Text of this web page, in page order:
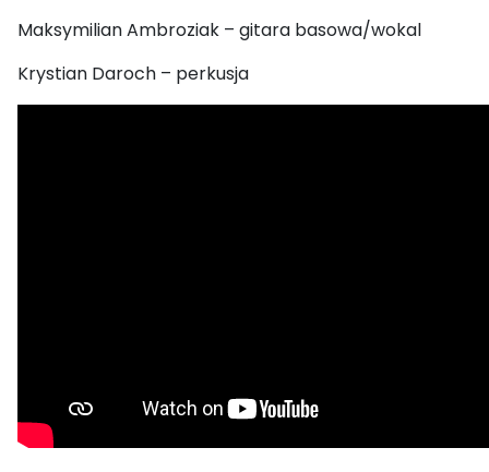
Maksymilian Ambroziak – gitara basowa/wokal
Krystian Daroch – perkusja